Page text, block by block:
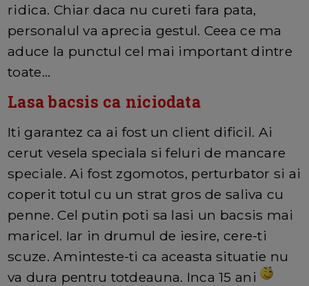
ridica. Chiar daca nu cureti fara pata,
personalul va aprecia gestul. Ceea ce ma
aduce la punctul cel mai important dintre
toate...
Lasa bacsis ca niciodata
Iti garantez ca ai fost un client dificil. Ai
cerut vesela speciala si feluri de mancare
speciale. Ai fost zgomotos, perturbator si ai
coperit totul cu un strat gros de saliva cu
penne. Cel putin poti sa lasi un bacsis mai
maricel. Iar in drumul de iesire, cere-ti
scuze. Aminteste-ti ca aceasta situatie nu
va dura pentru totdeauna. Inca 15 ani